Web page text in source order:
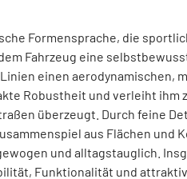
Formensprache, die
Fahrzeug eine
einen aerodynamischen,
Robustheit und verleiht ihm
überzeugt. Durch feine
aus Flächen und
und alltagstauglich.
Funktionalität und